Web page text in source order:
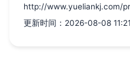
http://www.yueliankj.com/
更新时间：2026-08-08